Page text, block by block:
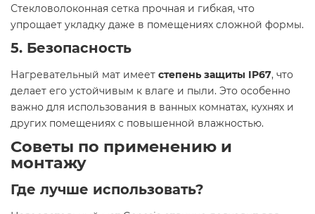
Стекловолоконная сетка прочная и гибкая, что
упрощает укладку даже в помещениях сложной формы.
5. Безопасность
Нагревательный мат имеет степень защиты IP67, что
делает его устойчивым к влаге и пыли. Это особенно
важно для использования в ванных комнатах, кухнях и
других помещениях с повышенной влажностью.
Советы по применению и
монтажу
Где лучше использовать?